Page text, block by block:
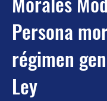
Persona
régimen
Ley